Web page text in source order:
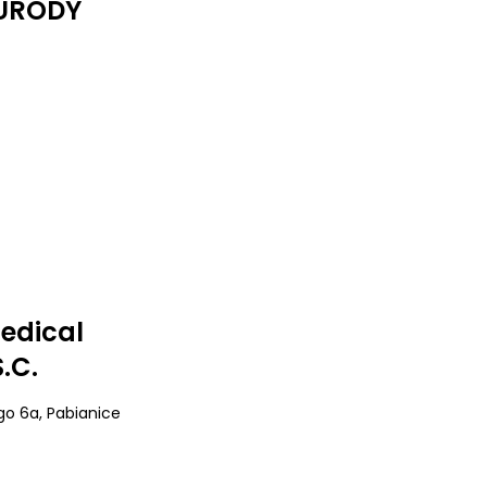
6a, Pabianice